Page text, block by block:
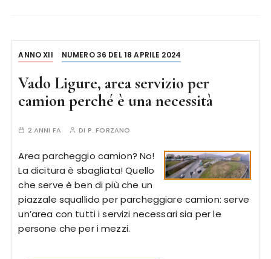
ANNO XII NUMERO 36 DEL 18 APRILE 2024
Vado Ligure, area servizio per
camion perché è una necessità
2 ANNI FA DI P. FORZANO
Area parcheggio camion? No!
La dicitura è sbagliata! Quello
che serve è ben di più che un
piazzale squallido per parcheggiare camion: serve
un’area con tutti i servizi necessari sia per le
persone che per i mezzi.